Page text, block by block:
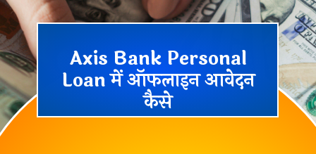
Axis Bank Personal
Loan में ऑफलाइन आवेदन
कैसे